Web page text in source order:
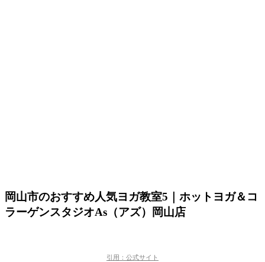
岡山市のおすすめ人気ヨガ教室5｜ホットヨガ＆コ
ラーゲンスタジオAs（アズ）岡山店
引用：公式サイト